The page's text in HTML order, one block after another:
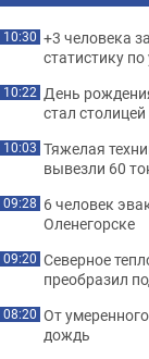
10:30 +3 человека
статистику
10:22 День
стал
10:03 Тяжелая
вывезли 60
09:28 6 человек
Оленегорске
09:20 Северное
преобразил
08:20 От
дождь